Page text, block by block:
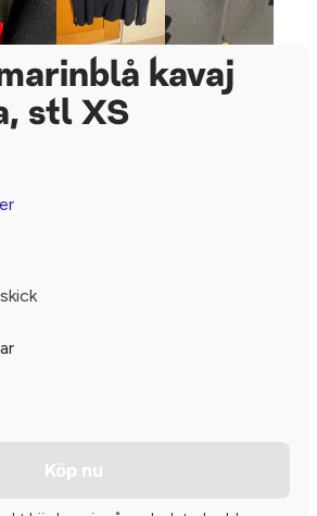
kavaj
stl XS
Köp nu